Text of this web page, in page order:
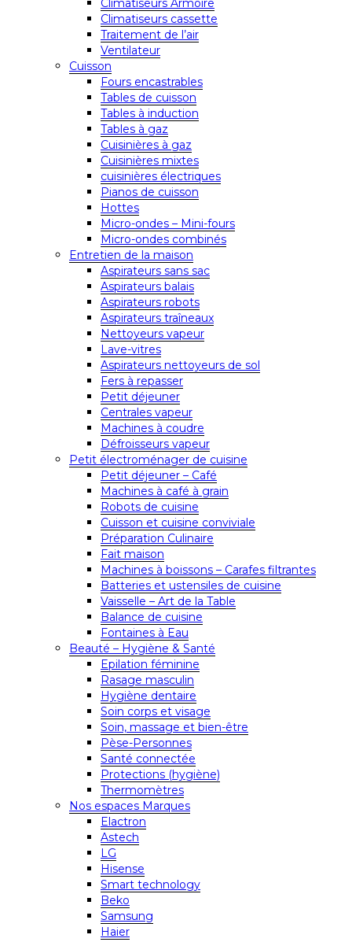
Climatiseurs Armoire
Climatiseurs cassette
Traitement de l’air
Ventilateur
Cuisson
Fours encastrables
Tables de cuisson
Tables à induction
Tables à gaz
Cuisinières à gaz
Cuisinières mixtes
cuisinières électriques
Pianos de cuisson
Hottes
Micro-ondes – Mini-fours
Micro-ondes combinés
Entretien de la maison
Aspirateurs sans sac
Aspirateurs balais
Aspirateurs robots
Aspirateurs traîneaux
Nettoyeurs vapeur
Lave-vitres
Aspirateurs nettoyeurs de sol
Fers à repasser
Petit déjeuner
Centrales vapeur
Machines à coudre
Défroisseurs vapeur
Petit électroménager de cuisine
Petit déjeuner – Café
Machines à café à grain
Robots de cuisine
Cuisson et cuisine conviviale
Préparation Culinaire
Fait maison
Machines à boissons – Carafes filtrantes
Batteries et ustensiles de cuisine
Vaisselle – Art de la Table
Balance de cuisine
Fontaines à Eau
Beauté – Hygiène & Santé
Epilation féminine
Rasage masculin
Hygiène dentaire
Soin corps et visage
Soin, massage et bien-être
Pèse-Personnes
Santé connectée
Protections (hygiène)
Thermomètres
Nos espaces Marques
Elactron
Astech
LG
Hisense
Smart technology
Beko
Samsung
Haier